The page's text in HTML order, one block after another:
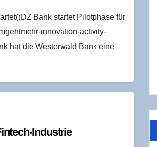
Bank startet Pilotphase für
innovation-activity-
hat die Westerwald Bank eine
Industrie